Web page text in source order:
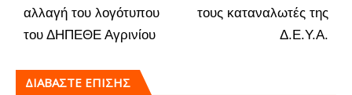
τους καταναλωτές της
Δ.Ε.Υ.Α.
αλλαγή του λογότυπου
του ΔΗΠΕΘΕ Αγρινίου
ΔΙΑΒΑΣΤΕ ΕΠΙΣΗΣ